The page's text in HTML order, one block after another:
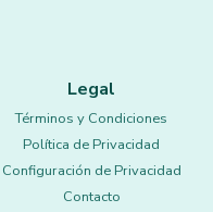
Legal
Términos y Condiciones
Política de Privacidad
Configuración de Privacidad
Contacto